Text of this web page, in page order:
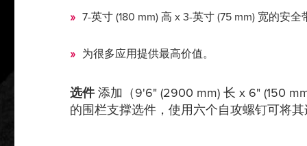
7-英寸 (180 mm) 高 x 3-英寸 (75 mm) 宽的安
为很多应用提供最高价值。
选件添加（9'6" (2900 mm) 长 x 6" (150
的围栏支撑选件，使用六个自攻螺钉可将